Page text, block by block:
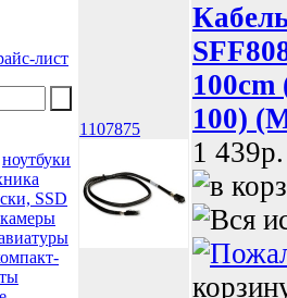
ноутбуки
SSD
камеры
1107875
100cm
100)
1 439p.